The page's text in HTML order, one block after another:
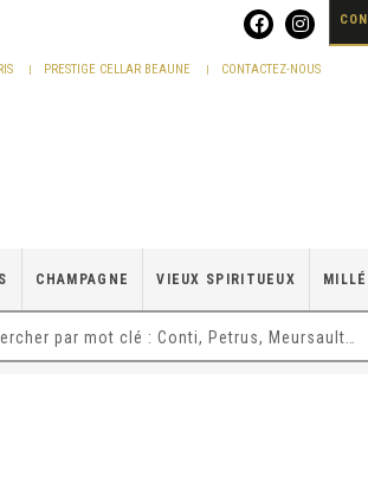
PRESTIGE CELLAR BEAUNE CONTACTEZ-NOUS
CHAMPAGNE VIEUX SPIRITUEUX